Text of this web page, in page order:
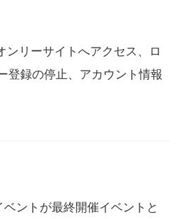
ンリーサイトへアクセス、ロ
登録の停止、アカウント情報
ントが最終開催イベントと